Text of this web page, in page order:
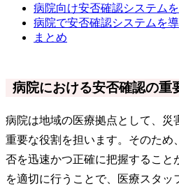
病院向け安否確認システム
病院で安否確認システムを
まとめ
病院における安否確認の重
病院は地域の医療拠点として、災
重要な役割を担います。そのため
否を迅速かつ正確に把握すること
を適切に行うことで、医療スタ